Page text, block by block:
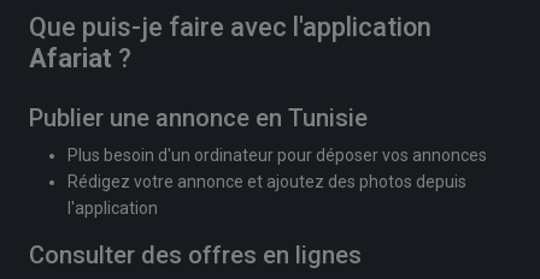
Que puis-je faire avec l'application
Afariat ?
Publier une annonce en Tunisie
Plus besoin d'un ordinateur pour déposer vos annonces
Rédigez votre annonce et ajoutez des photos depuis
l'application
Consulter des offres en lignes